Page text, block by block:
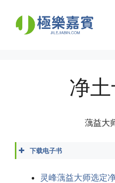
content
净
蕅益大
下载电子书
净土十要.epub
灵峰蕅益大师选定